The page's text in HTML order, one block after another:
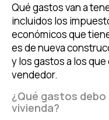
Qué gastos van a
incluidos los
económicos que
es de nueva
y los gastos a los
vendedor.
¿Qué gastos
vivienda?